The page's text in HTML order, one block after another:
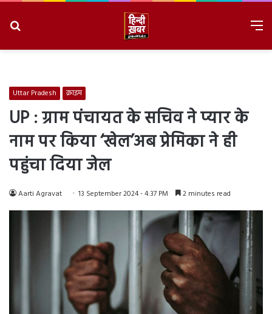
Uttar Pradesh क्राइम
UP : ग्राम पंचायत के सचिव ने प्यार के
नाम पर किया ‘खेल’अब प्रेमिका ने ही
पहुंचा दिया जेल
Aarti Agravat 13 September 2024 - 4:37 PM 2 minutes read